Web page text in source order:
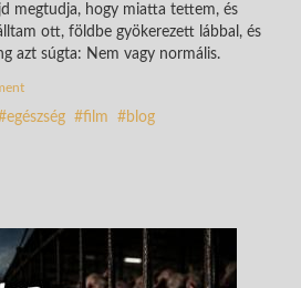
megtudja, hogy miatta tettem, és
ott, földbe gyökerezett lábbal, és
azt súgta: Nem vagy normális.
egészség film blog